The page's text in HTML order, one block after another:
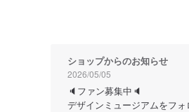
ショップからのお知らせ
2026/05/05
🔈ファン募集中🔈
デザインミュージアムをフ